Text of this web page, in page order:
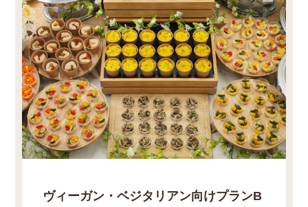
ヴィーガン・ベジタリアン向けプランB